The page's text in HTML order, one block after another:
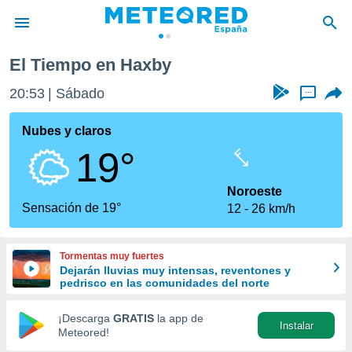
de
por
que se
calidad.
a este
las
y
forma
digital
basada
El Tiempo en Haxby
20:53 Sábado ...
Nubes y claros
19°
Sensación de 19°
Noroeste
12
26 km/h
Tormentas muy fuertes
Dejarán lluvias muy intensas, reventones y
pedrisco en las comunidades del norte
¡Descarga GRATIS la app de
Meteored!
Instalar